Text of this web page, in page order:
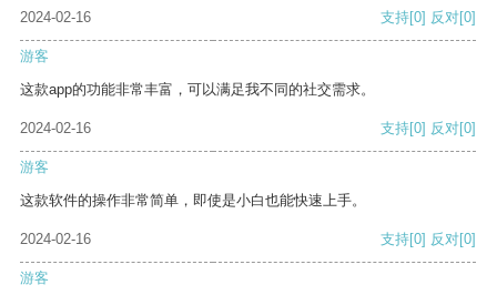
2024-02-16
支持[0] 反对[0]
游客
这款app的功能非常丰富，可以满足我不同的社交需求。
2024-02-16 支持[0] 反对[0]
游客
这款软件的操作非常简单，即使是小白也能快速上手。
2024-02-16 支持[0] 反对[0]
游客